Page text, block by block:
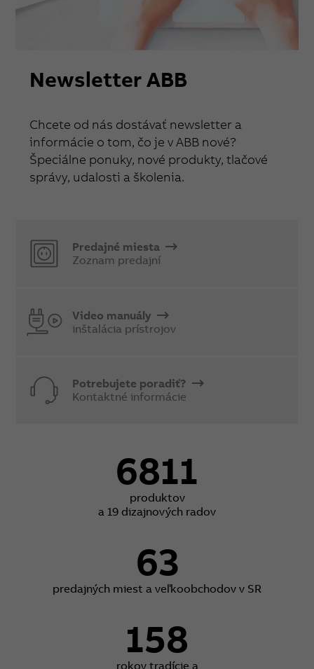
Newsletter ABB
Chcete od nás dostávať newsletter a
informácie o tom, čo je v ABB nové?
Špeciálne ponuky, nové produkty, tlačové
správy, udalosti a školenia.
Predajné miesta
Zoznam predajní
Video manuály
inštalácia prístrojov
Potrebujete poradiť?
Kontaktné informácie
6811
produktov
a 19 dizajnových radov
63
predajných miest a veľkoobchodov v SR
158
rokov tradície a